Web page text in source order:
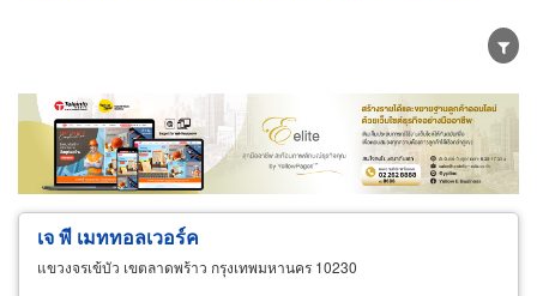
ขายส่ง ขายปลีก ผู้ผลิต
ตัวแทนจัดจำหน่าย
ผู้ส่งออก/นำเข้า
ธุรกิจบริการ
เจ พี เมททอลเวอร์ค
แขวงจรเข้บัว เขตลาดพร้าว กรุงเทพมหานคร 10230